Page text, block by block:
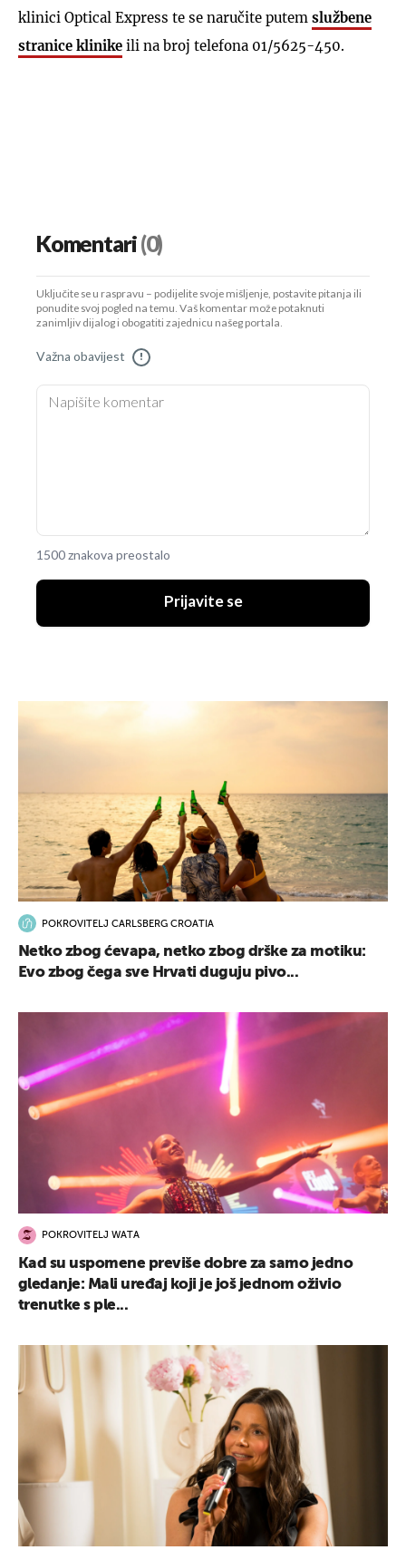
klinici Optical Express te se naručite putem službene
stranice klinike ili na broj telefona 01/5625-450.
Komentari(0)
Uključite se u raspravu – podijelite svoje mišljenje, postavite pitanja ili
ponudite svoj pogled na temu. Vaš komentar može potaknuti
zanimljiv dijalog i obogatiti zajednicu našeg portala.
Važna obavijest !
1500 znakova preostalo
Prijavite se
POKROVITELJ CARLSBERG CROATIA
Netko zbog ćevapa, netko zbog drške za motiku:
Evo zbog čega sve Hrvati duguju pivo...
POKROVITELJ WATA
Kad su uspomene previše dobre za samo jedno
gledanje: Mali uređaj koji je još jednom oživio
trenutke s ple...